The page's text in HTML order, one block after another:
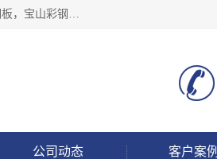
上海轩本实业有限公司于2017年注册地位于上海市宝山区，主要经营产品有：宝山彩钢卷，宝山镀铝锌，宝山彩钢板，宝山彩钢瓦等产品的生产和销售。
公司动态 客户案例